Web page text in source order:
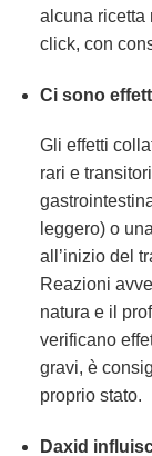
alcuna ricetta
click, con
Ci sono
Gli effetti
rari e
leggero) o
all’inizio del
Reazioni
natura e il
verificano
gravi, è
proprio stato.
Daxid